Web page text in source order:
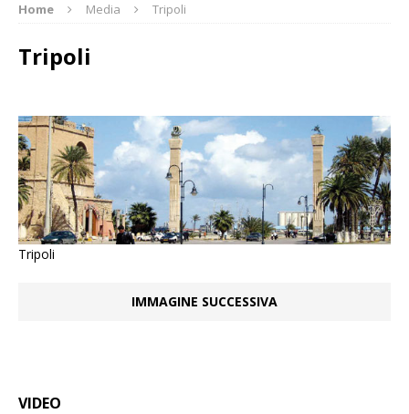
Home Media Tripoli
Tripoli
Tripoli
IMMAGINE SUCCESSIVA
VIDEO